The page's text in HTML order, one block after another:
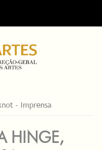
- Imprensa
HINGE,